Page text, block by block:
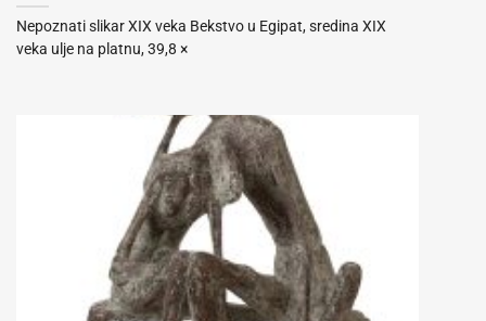
Nepoznati slikar XIX veka Bekstvo u Egipat, sredina XIX
veka ulje na platnu, 39,8 ×